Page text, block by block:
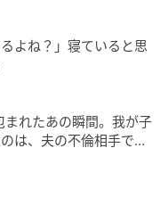
ナーが大集合！おやつカンパ
ンビニエンスストア
ーパーマーケットな
よね？」寝ていると思
れたあの瞬間。我が子
は、夫の不倫相手でし